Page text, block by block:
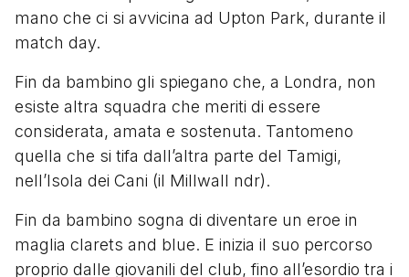
mano che ci si avvicina ad Upton Park, durante il
match day.
Fin da bambino gli spiegano che, a Londra, non
esiste altra squadra che meriti di essere
considerata, amata e sostenuta. Tantomeno
quella che si tifa dall’altra parte del Tamigi,
nell’Isola dei Cani (il Millwall ndr).
Fin da bambino sogna di diventare un eroe in
maglia clarets and blue. E inizia il suo percorso
proprio dalle giovanili del club, fino all’esordio tra i